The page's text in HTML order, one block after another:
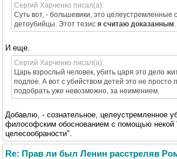
Сергий Харченко писал(а):
Суть вот, - большевики, это целеустремленные
детоубийцы. Этот тезис я считаю доказанным
И еще.
Сергий Харченко писал(а):
Царь взрослый человек, убить царя это дело
подлое. А вот с убийством детей это не просто
подобрать уже невозможно, за неимением.
Добавлю, - сознательное, целеустремленное
философским обоснованием с помощью некой
целесообраности".
Re: Прав ли был Ленин расстреляв